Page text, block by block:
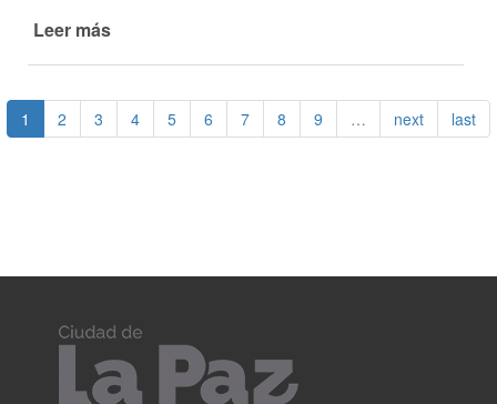
Leer más
distintos
sectores
1 2 3 4 5 6 7 8 9 … next last